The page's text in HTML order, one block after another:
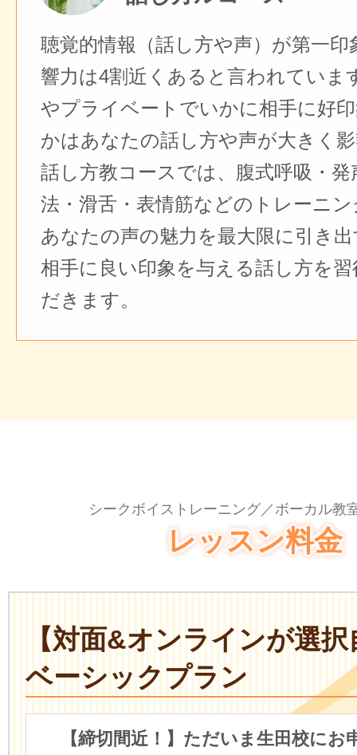
聴覚的情報（話し方や声）が第一印
響力は4割近くあると言われていま
やプライベートでいかに相手に好
かはあなたの話し方や声が大きく
話し方教コースでは、腹式呼吸・発
法・滑舌・表情筋などのトレーニ
あなたの声の魅力を最大限に引き
相手に良い印象を与える話し方を
だきます。
シークボイストレーニング／ボーカル教
レッスン料金
【対面&オンラインが選
ベーシックプラン
【締切間近！】ただいま生田校に